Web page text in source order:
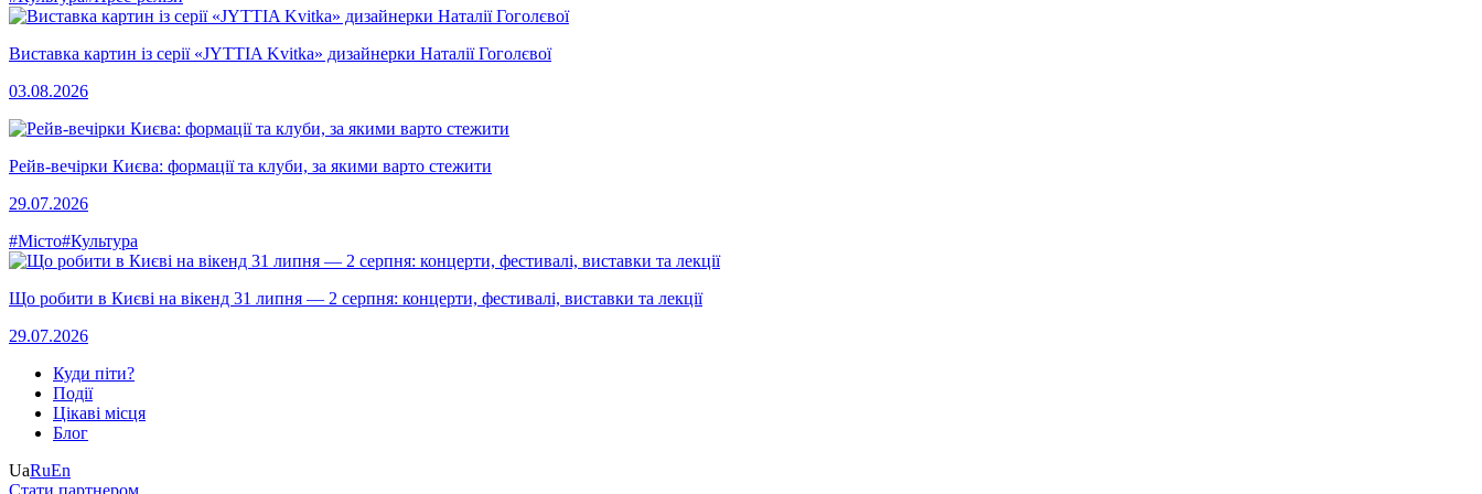
Виставка картин із серії «JYTTIA Kvitka» дизайнерки Наталії Гоголєвої
03.08.2026
Рейв-вечірки Києва: формації та клуби, за якими варто стежити
29.07.2026
#Місто#Культура
Що робити в Києві на вікенд 31 липня — 2 серпня: концерти, фестивалі, виставки та лекції
29.07.2026
Куди піти?
Події
Цікаві місця
Блог
UaRuEn